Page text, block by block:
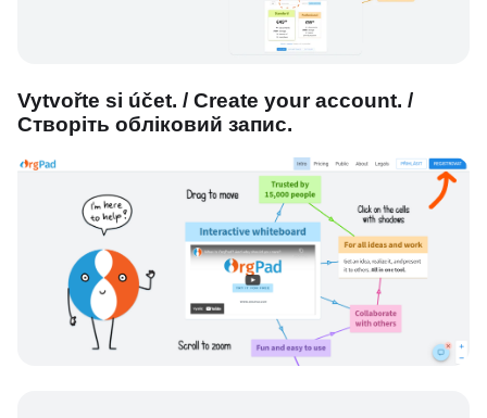
Vytvořte si účet. / Create your account. /
Створіть обліковий запис.